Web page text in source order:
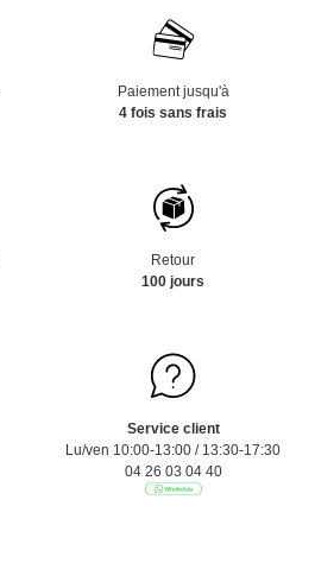
Paiement jusqu'à
4 fois sans frais
Retour
100 jours
Service client
Lu/ven 10:00-13:00 / 13:30-17:30
04 26 03 04 40